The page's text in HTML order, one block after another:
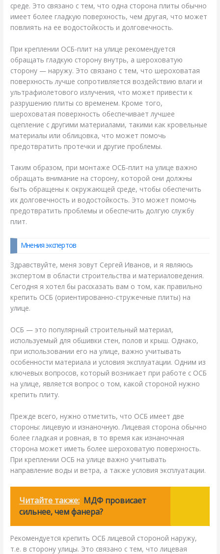
среде. Это связано с тем, что одна сторона плиты обычно
имеет более гладкую поверхность, чем другая, что может
повлиять на ее водостойкость и долговечность.
При креплении ОСБ-плит на улице рекомендуется
обращать гладкую сторону внутрь, а шероховатую
сторону — наружу. Это связано с тем, что шероховатая
поверхность лучше сопротивляется воздействию влаги и
ультрафиолетового излучения, что может привести к
разрушению плиты со временем. Кроме того,
шероховатая поверхность обеспечивает лучшее
сцепление с другими материалами, такими как кровельные
материалы или облицовка, что может помочь
предотвратить протечки и другие проблемы.
Таким образом, при монтаже ОСБ-плит на улице важно
обращать внимание на сторону, которой они должны
быть обращены к окружающей среде, чтобы обеспечить
их долговечность и водостойкость. Это может помочь
предотвратить проблемы и обеспечить долгую службу
плит.
Мнения экспертов
Здравствуйте, меня зовут Сергей Иванов, и я являюсь
экспертом в области строительства и материаловедения.
Сегодня я хотел бы рассказать вам о том, как правильно
крепить ОСБ (ориентированно-стружечные плиты) на
улице.
ОСБ — это популярный строительный материал,
используемый для обшивки стен, полов и крыш. Однако,
при использовании его на улице, важно учитывать
особенности материала и условия эксплуатации. Одним из
ключевых вопросов, который возникает при работе с ОСБ
на улице, является вопрос о том, какой стороной нужно
крепить плиту.
Прежде всего, нужно отметить, что ОСБ имеет две
стороны: лицевую и изнаночную. Лицевая сторона обычно
более гладкая и ровная, в то время как изнаночная
сторона может иметь более шероховатую поверхность.
При креплении ОСБ на улице важно учитывать
направление воды и ветра, а также условия эксплуатации.
Читайте также: МДФ провисает
сильнее, чем фанера?
Рекомендуется крепить ОСБ лицевой стороной наружу,
т.е. в сторону улицы. Это связано с тем, что лицевая